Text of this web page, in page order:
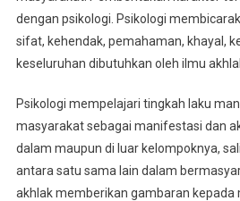
dengan psikologi. Psikologi
sifat, kehendak, pemahaman, khayal,
keseluruhan dibutuhkan oleh ilmu
Psikologi mempelajari tingkah laku
masyarakat sebagai manifestasi dan
dalam maupun di luar kelompoknya,
antara satu sama lain dalam
akhlak memberikan gambaran kepada